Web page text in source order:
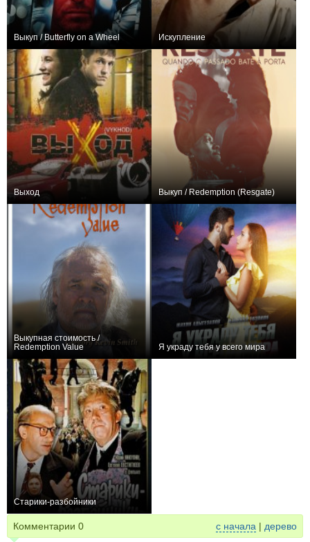
Выкуп / Butterfly on a Wheel Искупление
Выход Выкуп / Redemption (Resgate)
Выкупная стоимость /
Redemption Value
Я украду тебя у всего мира
Старики-разбойники
Комментарии 0 с начала | дерево